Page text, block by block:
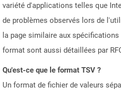
variété d'applications telles que
de problèmes observés lors de
la page similaire aux
format sont aussi détaillées par
Qu'est-ce que le format TSV ?
Un format de fichier de valeurs